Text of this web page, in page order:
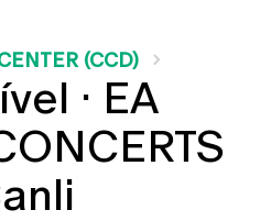
(CCD)
· EA